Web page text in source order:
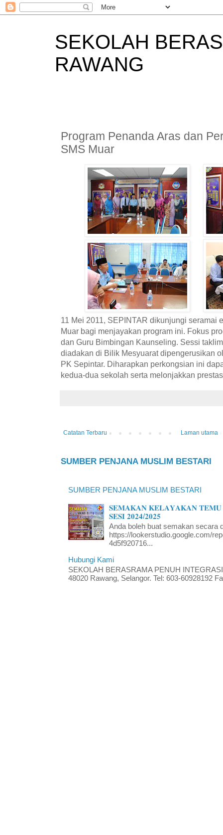
SEKOLAH
RAWANG
Program Penanda Aras dan
SMS Muar
11 Mei 2011, SEPINTAR dikunjungi seramai
Muar bagi menjayakan program ini. Fokus
dan Guru Bimbingan Kaunseling. Sessi
diadakan di Bilik Mesyuarat dipengerusikan
PK Sepintar. Diharapkan perkongsian ini
kedua-dua sekolah serta melonjakkan
Catatan Terbaru Laman utama
SUMBER PENJANA MUSLIM BESTARI
SUMBER PENJANA MUSLIM BESTARI
𝐒𝐄𝐌𝐀𝐊𝐀𝐍 𝐊𝐄𝐋𝐀𝐘𝐀𝐊𝐀𝐍 𝐓𝐄𝐌𝐔
𝐒𝐄𝐒𝐈 𝟐𝟎𝟐𝟒/𝟐𝟎𝟐𝟓
Anda boleh buat semakan secara
https://lookerstudio.google.com/
4d5f920716...
Hubungi Kami
SEKOLAH BERASRAMA PENUH
48020 Rawang, Selangor. Tel: 603-60928192